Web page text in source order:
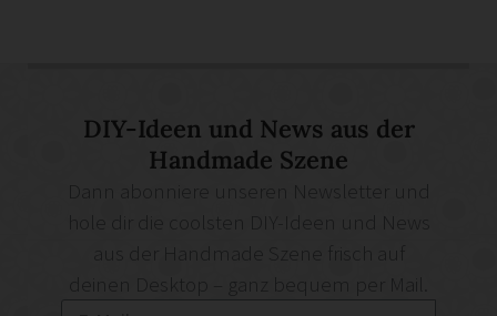
DIY-Ideen und News aus der
Handmade Szene
deinen Desktop – ganz bequem per Mail.